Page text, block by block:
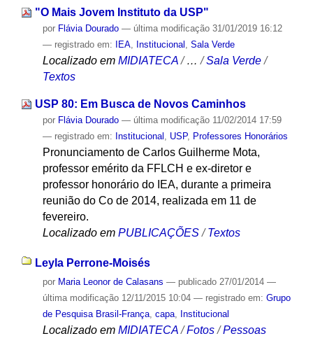
"O Mais Jovem Instituto da USP"
por Flávia Dourado — última modificação31/01/2019 16:12
— registrado em:
IEA, Institucional , Sala Verde
Localizado em MIDIATECA / …/Sala Verde /
Textos
USP 80: Em Busca de Novos Caminhos
por Flávia Dourado — última modificação11/02/2014 17:59
— registrado em: Institucional , USP, Professores Honorários
Pronunciamento de Carlos Guilherme Mota,
professor emérito da FFLCH e ex-diretor e
professor honorário do IEA, durante a primeira
reunião do Co de 2014, realizada em 11 de
fevereiro.
Localizado em PUBLICAÇÕES /Textos
Leyla Perrone-Moisés
por Maria Leonor de Calasans — publicado27/01/2014 —
última modificação12/11/2015 10:04 — registrado em: Grupo
de Pesquisa Brasil-França, capa, Institucional
Localizado em MIDIATECA /Fotos /Pessoas